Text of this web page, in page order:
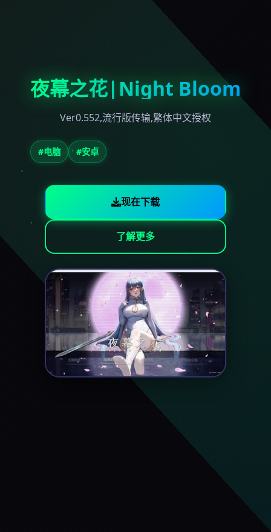
夜幕之花|Night Bloom
Ver0.552,流行版传输,繁体中文授权
#电脑 #安卓
现在下载
了解更多